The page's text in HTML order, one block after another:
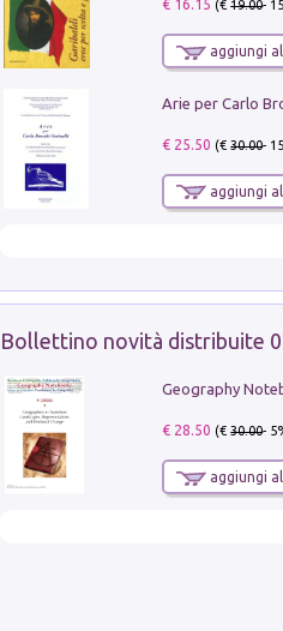
€ 16.15 (€19.00-
aggiungi
€ 25.50 (€30.00-
aggiungi
Bollettino novità distribuite
€ 28.50 (€30.00-
aggiungi